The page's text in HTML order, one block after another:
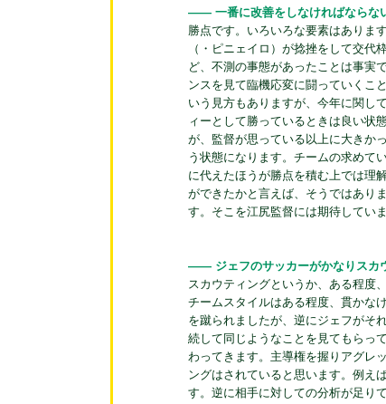
―― 一番に改善をしなければならな
勝点です。いろいろな要素はありま
（・ピニェイロ）が捻挫をして交
ど、不測の事態があったことは事実
ンスを見て臨機応変に闘っていくこ
いう見方もありますが、今年に関し
ィーとして勝っているときは良い状
が、監督が思っている以上に大きか
う状態になります。チームの求めて
に代えたほうが勝点を積む上では理
ができたかと言えば、そうではあり
す。そこを江尻監督には期待していま
―― ジェフのサッカーがかなりスカ
スカウティングというか、ある程度
チームスタイルはある程度、貫かな
を蹴られましたが、逆にジェフがそ
続して同じようなことを見てもらっ
わってきます。主導権を握りアグレ
ングはされていると思います。例え
す。逆に相手に対しての分析が足り